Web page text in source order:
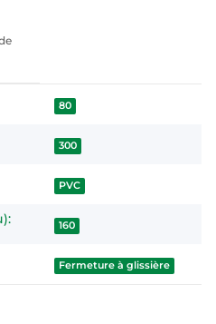
80
300
PVC
160
Fermeture à glissière